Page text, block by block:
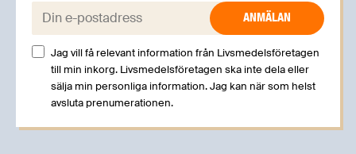
E-post:
Jag vill få relevant information från Livsmedelsföretagen
till min inkorg. Livsmedelsföretagen ska inte dela eller
sälja min personliga information. Jag kan när som helst
avsluta prenumerationen.